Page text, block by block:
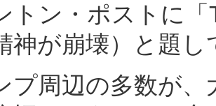
トン・ポストに「
神が崩壊）と題
プ周辺の多数が